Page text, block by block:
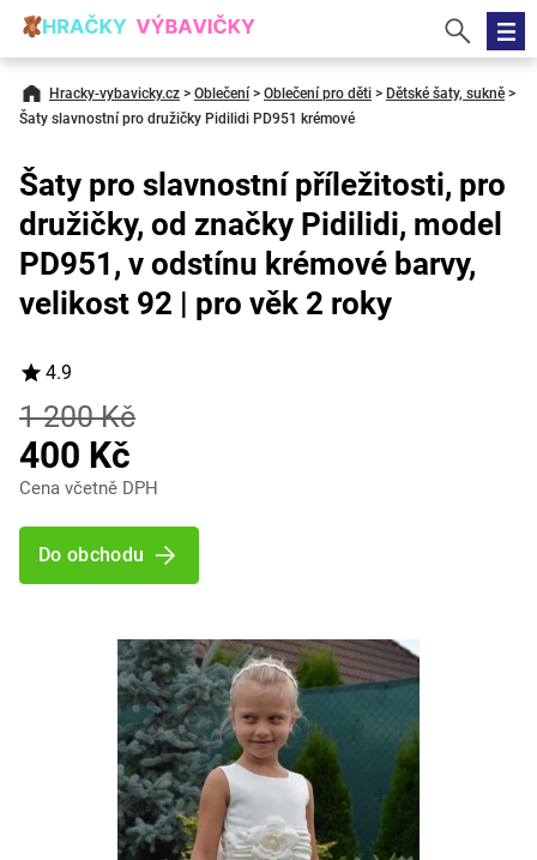
Hracky-vybavicky.cz > Oblečení > Oblečení pro děti > Dětské šaty, sukně >
Šaty slavnostní pro družičky Pidilidi PD951 krémové
Šaty pro slavnostní příležitosti, pro
družičky, od značky Pidilidi, model
PD951, v odstínu krémové barvy,
velikost 92 | pro věk 2 roky
4.9
1 200 Kč
400 Kč
Cena včetně DPH
Do obchodu